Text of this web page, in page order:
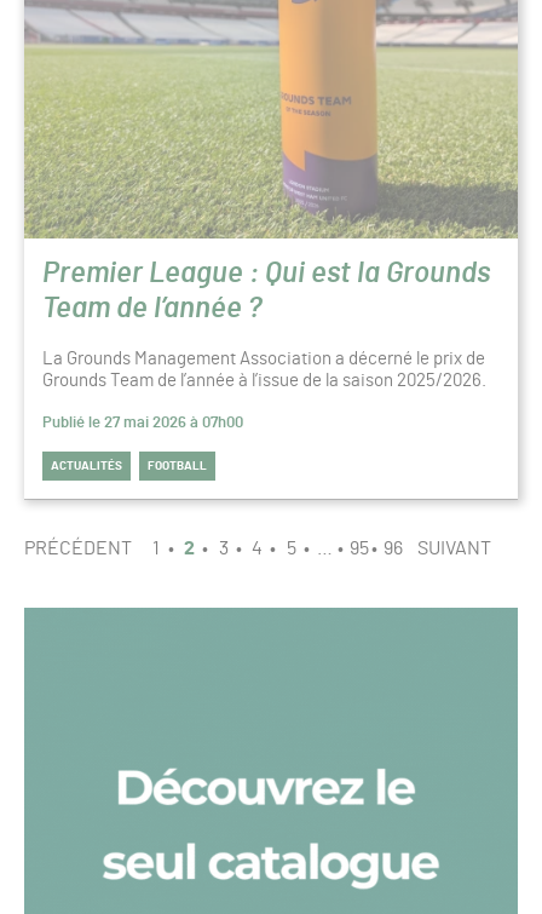
Premier League : Qui est la Grounds
Team de l’année ?
La Grounds Management Association a décerné le prix de
Grounds Team de l’année à l’issue de la saison 2025/2026.
Publié le 27 mai 2026 à 07h00
ACTUALITÉS FOOTBALL
PAGINATION
PAGE
PRÉCÉDENT 1 2 3 4 5 95 96 SUIVANT